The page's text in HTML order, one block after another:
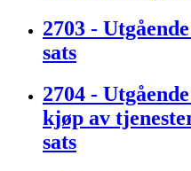
2703 -
sats
2704 -
kjøp av
sats